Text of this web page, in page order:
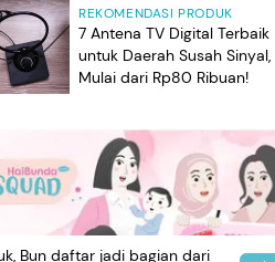
REKOMENDASI PRODUK
7 Antena TV Digital Terbaik
untuk Daerah Susah Sinyal,
Mulai dari Rp80 Ribuan!
Bun daftar jadi bagian dari